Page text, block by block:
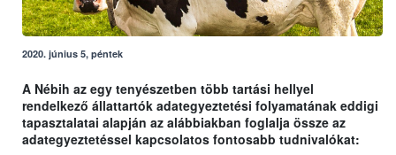
2020. június 5, péntek
A Nébih az egy tenyészetben több tartási hellyel
rendelkező állattartók adategyeztetési folyamatának eddigi
tapasztalatai alapján az alábbiakban foglalja össze az
adategyeztetéssel kapcsolatos fontosabb tudnivalókat: